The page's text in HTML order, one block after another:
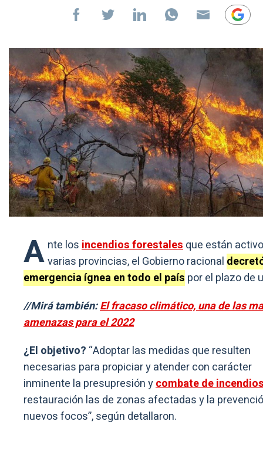
A nte losincendios forestalesque están
varias provincias, el Gobierno racional
emergencia ígnea en todo el país por el plazo de
//Mirá también:El fracaso climático, una de las
amenazas para el 2022
¿El objetivo? “Adoptar las medidas que resulten
necesarias para propiciar y atender con carácter
inminente la presupresión ycombate de
restauración las de zonas afectadas y la
nuevos focos”, según detallaron.